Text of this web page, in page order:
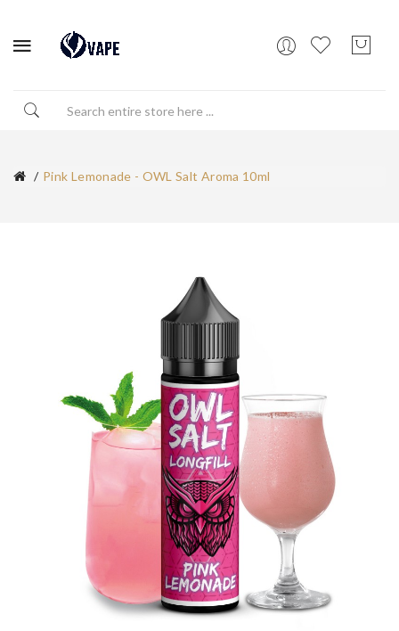
Pink Lemonade - OWL Salt Aroma 10ml